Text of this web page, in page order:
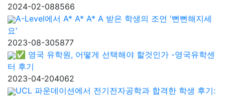
2024-02-088566
A-Level에서 A* A* A* A 받은 학생의 조언 '뻔뻔해지세
요'
2023-08-305877
✅ 영국 유학원, 어떻게 선택해야 할것인가 -영국유학센
터 후기
2023-04-204062
UCL 파운데이션에서 전기전자공학과 합격한 학생 후기: